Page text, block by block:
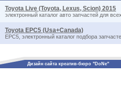
Toyota Live (Toyota, Lexus, Scion) 2015
электронный каталог авто запчастей для
Toyota EPC5 (Usa+Canada)
EPC5, электронный каталог подбора
Дизайн сайта креатив-бюро "DoNe"